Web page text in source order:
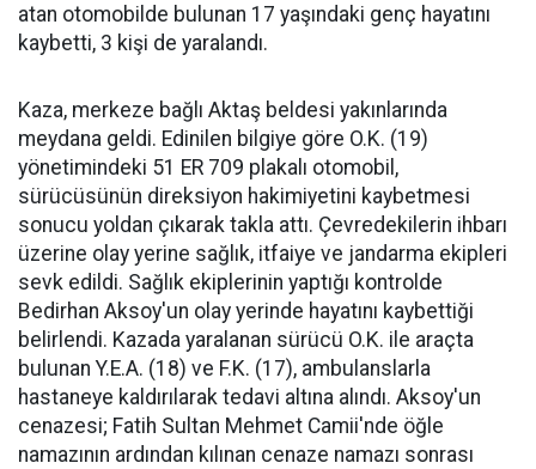
atan otomobilde bulunan 17 yaşındaki genç hayatını
kaybetti, 3 kişi de yaralandı.
Kaza, merkeze bağlı Aktaş beldesi yakınlarında
meydana geldi. Edinilen bilgiye göre O.K. (19)
yönetimindeki 51 ER 709 plakalı otomobil,
sürücüsünün direksiyon hakimiyetini kaybetmesi
sonucu yoldan çıkarak takla attı. Çevredekilerin ihbarı
üzerine olay yerine sağlık, itfaiye ve jandarma ekipleri
sevk edildi. Sağlık ekiplerinin yaptığı kontrolde
Bedirhan Aksoy'un olay yerinde hayatını kaybettiği
belirlendi. Kazada yaralanan sürücü O.K. ile araçta
bulunan Y.E.A. (18) ve F.K. (17), ambulanslarla
hastaneye kaldırılarak tedavi altına alındı. Aksoy'un
cenazesi; Fatih Sultan Mehmet Camii'nde öğle
namazının ardından kılınan cenaze namazı sonrası